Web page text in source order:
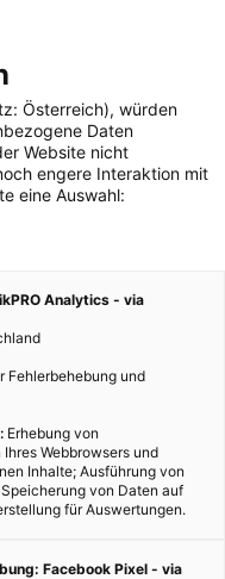
bekanntesten Foto-
der Stadt:
aka @fabolus_vienna im
Österreich), würden
Daten
Website nicht
engere Interaktion mit
eine Auswahl:
Analytics - via
Fehlerbehebung und
Erhebung von
Webbrowsers und
Inhalte; Ausführung von
von Daten auf
für Auswertungen.
Facebook Pixel - via